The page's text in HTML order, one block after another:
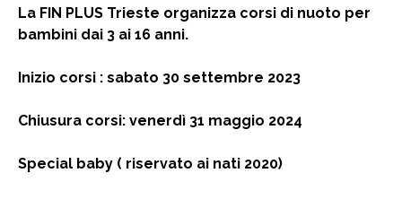
La FIN PLUS Trieste organizza corsi di nuoto per
bambini dai 3 ai 16 anni.
Inizio corsi : sabato 30 settembre 2023
Chiusura corsi: venerdì 31 maggio 2024
Special baby ( riservato ai nati 2020)